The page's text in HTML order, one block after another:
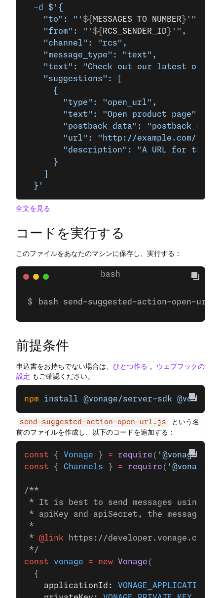
  -d
$'{
    "to": "'
${ MESSAGES_TO_NUMBER } '",
    "from": "'
${ RCS_SENDER_ID } '",
    "channel": "rcs",
    "message_type": "text",
"text": "Check out our latest
    "suggestions": [
      {
        "type": "open_url",
        "text": "Open product page",
"postback_data":
        "url": "http://example.com/",
"description": "A URL for the
      }
  }'
全文を見る
コードを実行する
このファイルをあなたのマシンに保存し、実行する：
bash send-suggested-action-open-
前提条件
申込書をお持ちでない場合は、 ひとつ作る 。 ウェブフックの
設定 もご確認ください。
npm install @vonage/server-sdk @vonage/
send-suggested-action-open-url.js
という名
前のファイルを作成し、以下のコードを追加する：
const { Vonage } = require ( '@vonage/
const { Channels } = require ( '@vonage/
/**
* It is best to send messages using
* apiKey and apiSecret, the messages
*
* @link https://developer.vonage.com/
*/
const vonage = new Vonage (
  {
    applicationId:
VONAGE_APPLICATION_ID